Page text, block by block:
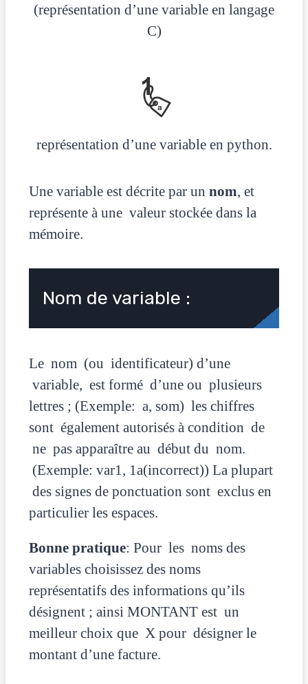
(représentation d’une variable en langage
C)
représentation d’une variable en python.
Une variable est décrite par un nom, et
représente à une valeur stockée dans la
mémoire.
Nom de variable :
Le nom (ou identificateur) d’une
variable, est formé d’une ou plusieurs
lettres ; (Exemple: a, som) les chiffres
sont également autorisés à condition de
ne pas apparaître au début du nom.
(Exemple: var1, 1a(incorrect)) La plupart
des signes de ponctuation sont exclus en
particulier les espaces.
Bonne pratique: Pour les noms des
variables choisissez des noms
représentatifs des informations qu’ils
désignent ; ainsi MONTANT est un
meilleur choix que X pour désigner le
montant d’une facture.